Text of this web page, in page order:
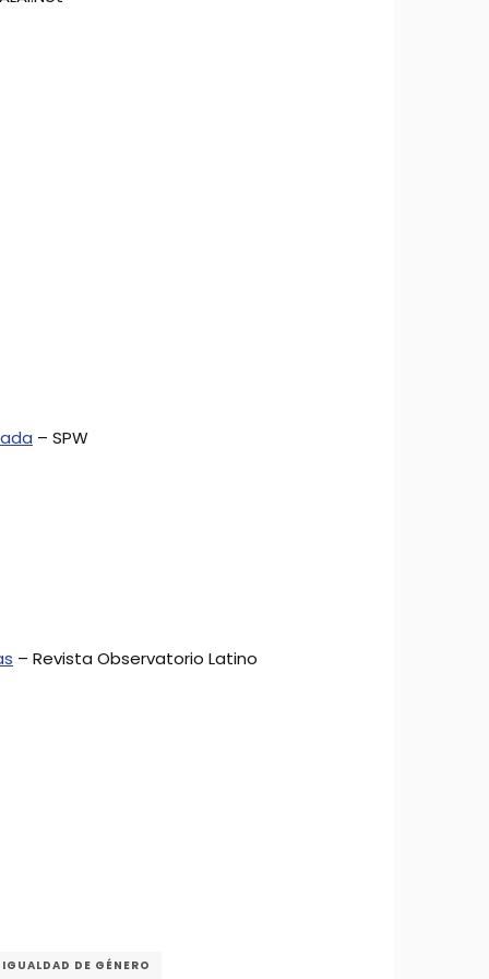
– SPW
– Revista Observatorio Latino
IGUALDAD DE GÉNERO